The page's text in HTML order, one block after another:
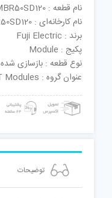
نام قطعه : 7MBR50SD120
نام کارخانه‌ای : 7MBR50SD120
برند : Fuji Electric
پکیج : Module
نوع قطعه : بازسازی شده
عنوان گروه : IGBT Modules
توضیحات